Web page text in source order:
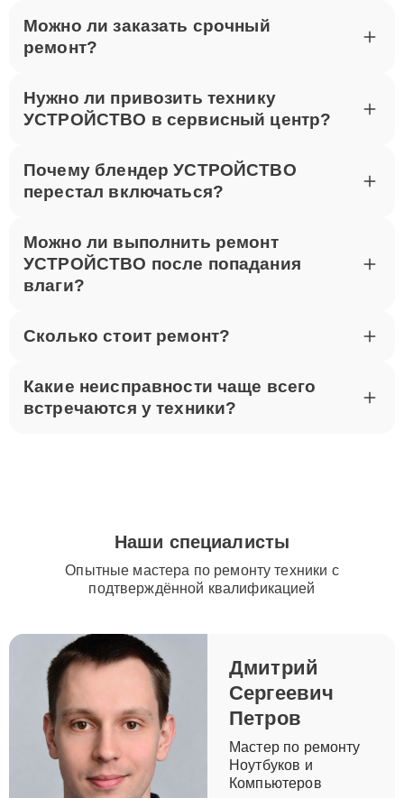
023-83-23 или посетите наш сервисный центр по
адресу улица Шаболовка, 52. Мы оперативно
Можно ли заказать срочный
ремонт?
Нужно ли привозить технику
УСТРОЙСТВО в сервисный центр?
Почему блендер УСТРОЙСТВО
перестал включаться?
Можно ли выполнить ремонт
УСТРОЙСТВО после попадания
влаги?
Сколько стоит ремонт?
Какие неисправности чаще всего
встречаются у техники?
Наши специалисты
Опытные мастера по ремонту техники с
подтверждённой квалификацией
Дмитрий
Сергеевич
Петров
Мастер по ремонту
Ноутбуков и
Компьютеров